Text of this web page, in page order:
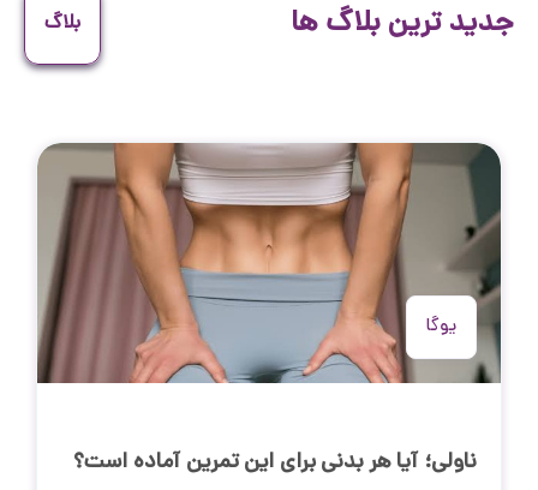
جدید ترین بلاگ ها بلاگ
یوگا
ناولی؛ آیا هر بدنی برای این تمرین آماده است؟